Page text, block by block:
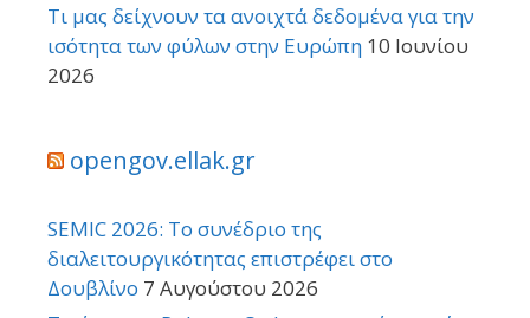
Τι μας δείχνουν τα ανοιχτά δεδομένα για την
ισότητα των φύλων στην Ευρώπη 10 Ιουνίου
2026
opengov.ellak.gr
SEMIC 2026: Το συνέδριο της
διαλειτουργικότητας επιστρέφει στο
Δουβλίνο 7 Αυγούστου 2026